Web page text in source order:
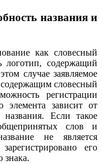
названия и
как словесный
логотип, содержащий
случае заявляемое
словесный
регистрации
элемента зависит от
названия. Если такое
слов и
не является
его
знака.